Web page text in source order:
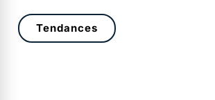
Tendances